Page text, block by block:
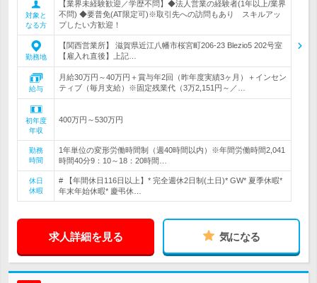
対象と
なる方
【業界未経験歓迎／学歴不問】◆法人営業の経験者(1年以上/業界
不問) ◆要普免(AT限定可)※取引先への訪問もあり スキルアッ
プしたい方歓迎！
勤務地
【関西営業所】 滋賀県近江八幡市桜宮町206-23 Blezio5 202号室
【雇入れ直後】上記…
給与
月給30万円～40万円＋賞与年2回（昨年度実績3ヶ月）＋インセン
ティブ（毎月支給）※固定残業代（3万2,151円～／…
初年度
年収
400万円～530万円
勤務
時間
1年単位の変形労働時間制（週40時間以内）※年間労働時間2,041
時間40分9：10～18：20時間…
休日
休暇
# 【年間休日116日以上】* 完全週休2日制(土日)* GW* 夏季休暇*
年末年始休暇* 慶弔休…
求人詳細を見る 気になる